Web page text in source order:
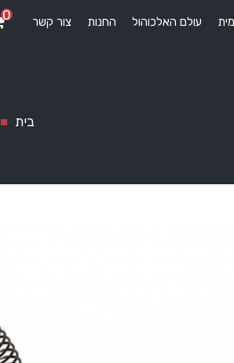
עולם האלכוהול החנות צור קשר 0
בית ■